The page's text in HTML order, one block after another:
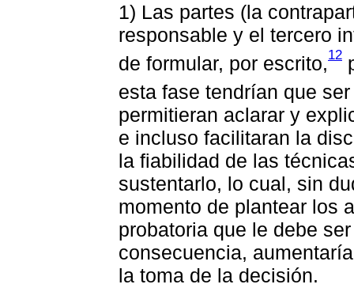
1) Las partes (la
responsable y el tercero
de formular, por escrito,12
esta fase tendrían que
permitieran aclarar y
e incluso facilitaran la
la fiabilidad de las
sustentarlo, lo cual, sin
momento de plantear los
probatoria que le debe
consecuencia,
la toma de la decisión.